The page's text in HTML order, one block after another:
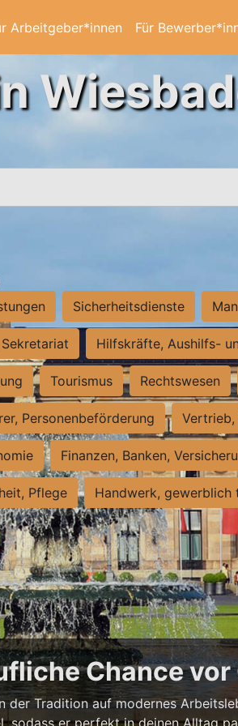
Arbeitgeber*innen Für
Sicherheitsdienste
Hilfskräfte, Aushilfs-
Tourismus Rechtswesen
Personenbeförderung Vertrieb,
Finanzen, Banken,
Pflege Handwerk, gewerblich
Chance vor
der Tradition auf modernes